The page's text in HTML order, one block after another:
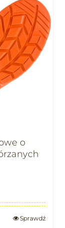
o
Sprawdź